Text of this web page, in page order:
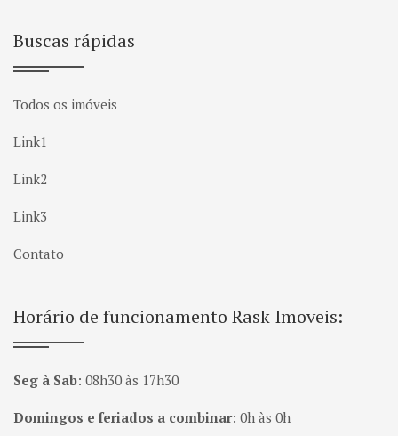
Buscas rápidas
Todos os imóveis
Link1
Link2
Link3
Contato
Horário de funcionamento Rask Imoveis:
Seg à Sab: 08h30 às 17h30
Domingos e feriados a combinar: 0h às 0h